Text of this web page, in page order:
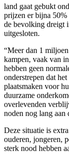
land gaat gebukt
prijzen er bijna 50%
de bevolking dreigt
uitgesloten.
“Meer dan 1
kampen, vaak van
hebben geen
onderstrepen dat
plaatsmaken voor
duurzame
overlevenden
noden nog lang
Deze situatie is
ouderen, jongeren,
sterk nood hebben